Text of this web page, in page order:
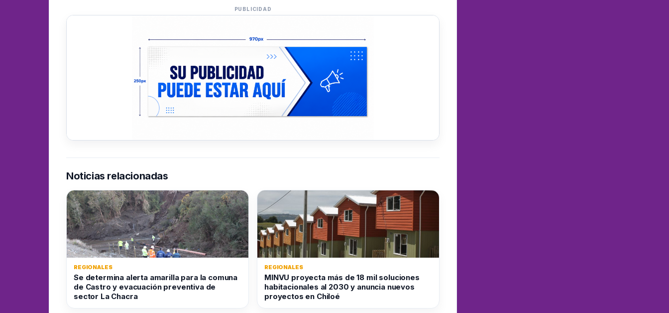
PUBLICIDAD
Noticias relacionadas
REGIONALES
Se determina alerta amarilla para la comuna
de Castro y evacuación preventiva de
sector La Chacra
REGIONALES
MINVU proyecta más de 18 mil soluciones
habitacionales al 2030 y anuncia nuevos
proyectos en Chiloé